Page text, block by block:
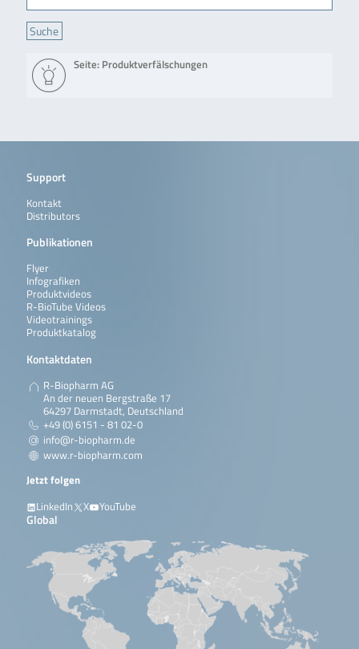
Seite: Produktverfälschungen
Support
Kontakt
Distributors
Publikationen
Flyer
Infografiken
Produktvideos
R-BioTube Videos
Videotrainings
Produktkatalog
Kontaktdaten
R-Biopharm AG
An der neuen Bergstraße 17
64297 Darmstadt, Deutschland
+49 (0) 6151 - 81 02-0
info@r-biopharm.de
www.r-biopharm.com
Jetzt folgen
LinkedIn
X YouTube
Global